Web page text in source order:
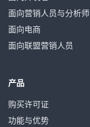
面向营销人员与分析师
面向电商
面向联盟营销人员
产品
购买许可证
功能与优势